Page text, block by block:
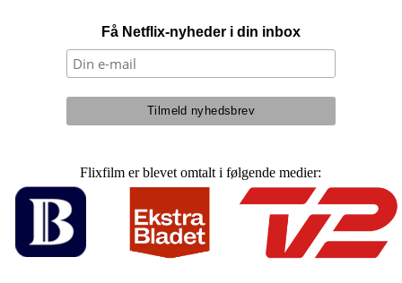
Få Netflix-nyheder i din inbox
Flixfilm er blevet omtalt i følgende medier: